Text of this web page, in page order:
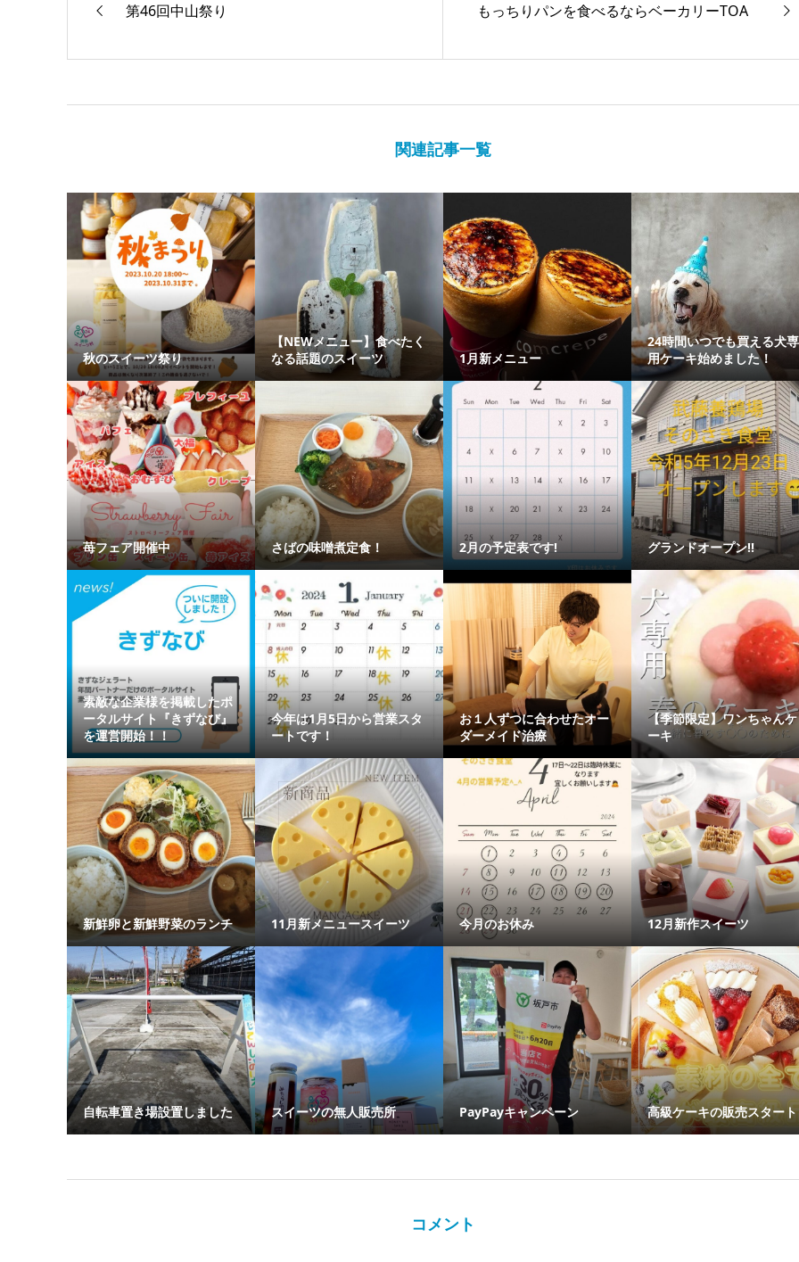
第46回中山祭り もっちりパンを食べるならベーカリーTOA
関連記事一覧
秋のスイーツ祭り
【NEWメニュー】食べたく
なる話題のスイーツ
1月新メニュー
24時間いつでも買える犬専
用ケーキ始めました！
苺フェア開催中 さばの味噌煮定食！ 2月の予定表です! グランドオープン!!
素敵な企業様を掲載したポ
ータルサイト『きずなび』
を運営開始！！
今年は1月5日から営業スタ
ートです！
お１人ずつに合わせたオー
ダーメイド治療
【季節限定】ワンちゃんケ
ーキ
新鮮卵と新鮮野菜のランチ 11月新メニュースイーツ 今月のお休み 12月新作スイーツ
自転車置き場設置しました スイーツの無人販売所 PayPayキャンペーン 高級ケーキの販売スタート
コメント